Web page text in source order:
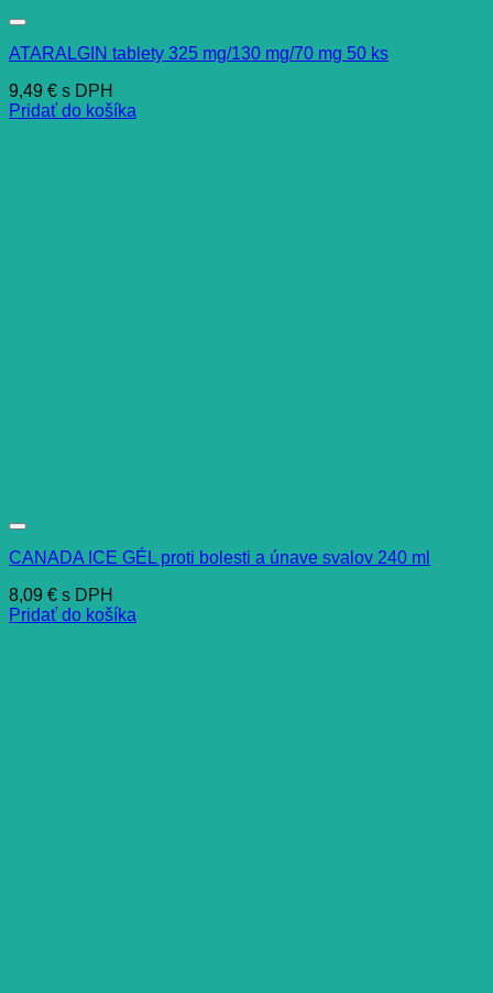
ATARALGIN tablety 325 mg/130 mg/70 mg 50 ks
9,49 € s DPH
Pridať do košíka
CANADA ICE GÉL proti bolesti a únave svalov 240 ml
8,09 € s DPH
Pridať do košíka